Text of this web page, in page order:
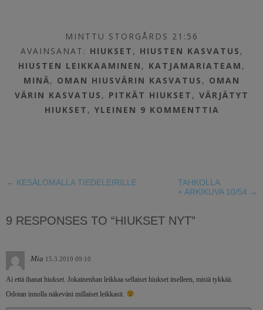
MINTTU STORGÅRDS 21:56
AVAINSANAT: HIUKSET , HIUSTEN KASVATUS ,
HIUSTEN LEIKKAAMINEN , KATJAMARIATEAM ,
MINÄ, OMAN HIUSVÄRIN KASVATUS , OMAN
VÄRIN KASVATUS , PITKÄT HIUKSET ,VÄRJÄTYT
HIUKSET , YLEINEN 9 KOMMENTTIA
← KESÄLOMALLA TIEDELEIRILLE
TAHKOLLA
+ ARKIKUVA 10/54 →
9 RESPONSES TO “HIUKSET NYT”
Mia 15.3.2019 09:10
Ai että ihanat hiukset. Jokainenhan leikkaa sellaiset hiukset itselleen, mistä tykkää.
Odotan innolla näkeväni millaiset leikkasit.